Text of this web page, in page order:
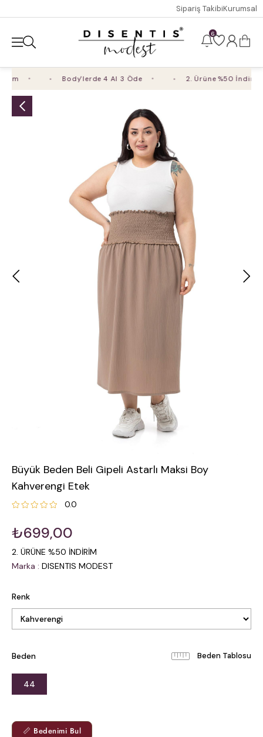
Sipariş TakibiKurumsal
6
Body'lerde 4 Al 3 Öde 2. Ürüne %50 İndirim
Büyük Beden Beli Gipeli Astarlı Maksi Boy
Kahverengi Etek
0.0
₺699,00
2. ÜRÜNE %50 İNDİRİM
Marka : DISENTIS MODEST
Renk
Beden Beden Tablosu
44
📏 Bedenimi Bul